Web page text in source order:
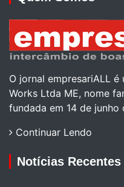
O jornal empresariALL
Works Ltda ME, nome
fundada em 14 de junho
Continuar Lendo
Notícias Recentes